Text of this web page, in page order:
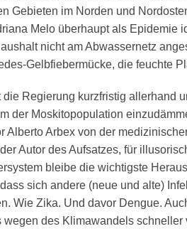
Gebieten im Norden und
Melo überhaupt als Epidemie
nicht am Abwassernetz
Gelbfiebermücke, die feuchte
die Regierung kurzfristig allerhand
der Moskitopopulation
Alberto Arbex von der
Autor des Aufsatzes, für
bleibe die wichtigste
sich andere (neue und alte)
Wie Zika. Und davor Dengue.
wegen des Klimawandels schneller